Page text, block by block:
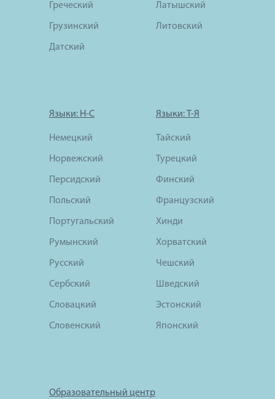
Греческий
Грузинский
Датский
Латышский
Литовский
Языки: Н-С
Немецкий
Норвежский
Персидский
Польский
Португальский
Румынский
Русский
Сербский
Словацкий
Словенский
Языки: Т-Я
Тайский
Турецкий
Финский
Французский
Хинди
Хорватский
Чешский
Шведский
Эстонский
Японский
Образовательный центр